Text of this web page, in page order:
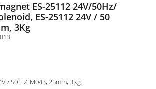
ES-25112 24V/50Hz/
ES-25112 24V / 50
3Kg
/ 50 HZ_M043, 25mm, 3Kg